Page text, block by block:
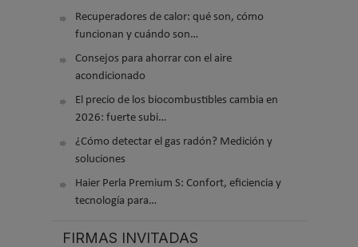
Recuperadores de calor: qué son, cómo
funcionan y cuándo son…
Consejos para ahorrar con el aire
acondicionado
El precio de los biocombustibles cambia en
2026: fuerte subi…
¿Cómo detectar el gas radón? Medición y
soluciones
Haier Perla Premium S: Confort, eficiencia y
tecnología para…
FIRMAS INVITADAS